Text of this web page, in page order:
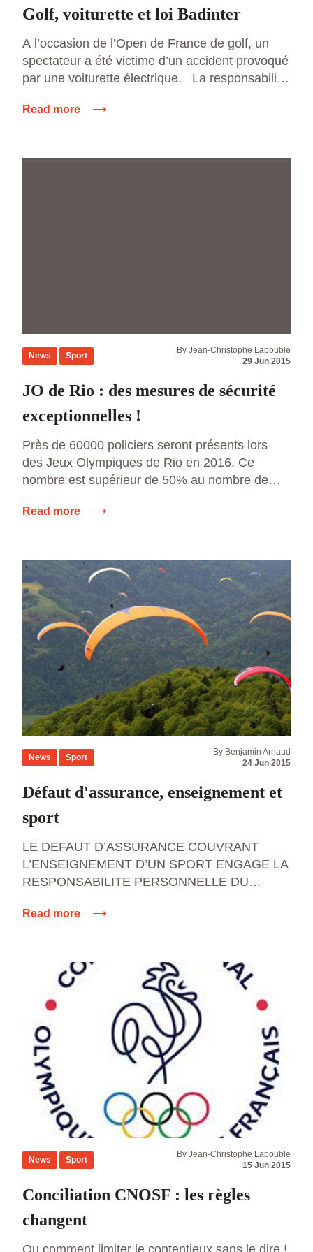
Golf, voiturette et loi Badinter
A l’occasion de l’Open de France de golf, un
spectateur a été victime d’un accident provoqué
par une voiturette électrique. La responsabilité
menacée dans la mesure où elle avait délégué
Read more
News Sport
By Jean-Christophe Lapouble
29 Jun 2015
JO de Rio : des mesures de sécurité
exceptionnelles !
Près de 60000 policiers seront présents lors
des Jeux Olympiques de Rio en 2016. Ce
nombre est supérieur de 50% au nombre de
Londres en 2012, qui n’étaient « que » 40000.
Read more
News Sport
By Benjamin Arnaud
24 Jun 2015
Défaut d'assurance, enseignement et
sport
LE DEFAUT D’ASSURANCE COUVRANT
L’ENSEIGNEMENT D’UN SPORT ENGAGE LA
RESPONSABILITE PERSONNELLE DU
organise des stages d’initiation au parapente,
garanties d’assurance couvrant sa
responsabilité civile, celle de ses préposés
salariés ou bénévoles […]
Read more
News Sport
By Jean-Christophe Lapouble
15 Jun 2015
Conciliation CNOSF : les règles
changent
Ou comment limiter le contentieux sans le dire !